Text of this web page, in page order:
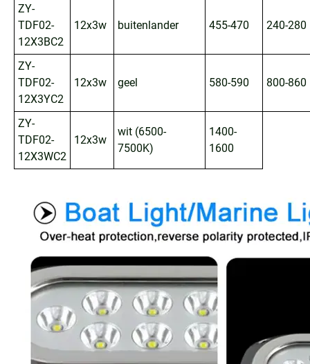
ZY-
TDF02-
12X3BC2
12x3w buitenlander 455-470 240-280
ZY-
TDF02-
12X3YC2
12x3w geel 580-590 800-860
ZY-
TDF02-
12X3WC2
12x3w
wit (6500-
7500K)
1400-
1600